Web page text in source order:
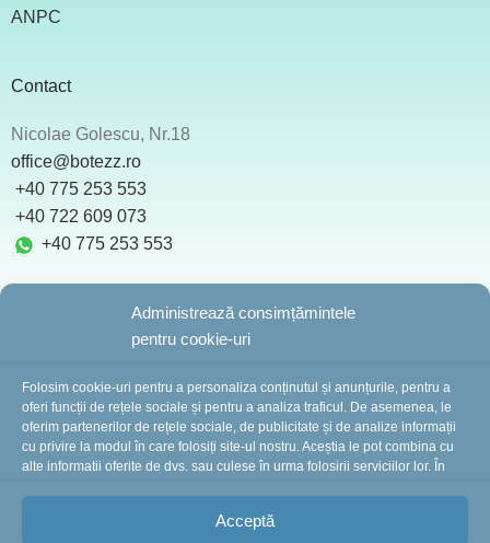
Administrează consimțămintele
pentru cookie-uri
Folosim cookie-uri pentru a personaliza conținutul și anunțurile, pentru a
oferi funcții de rețele sociale și pentru a analiza traficul. De asemenea, le
oferim partenerilor de rețele sociale, de publicitate și de analize informații
cu privire la modul în care folosiți site-ul nostru. Aceștia le pot combina cu
alte informații oferite de dvs. sau culese în urma folosirii serviciilor lor. În
Acceptă
ANPC
Contact
Nicolae Golescu, Nr.18
office@botezz.ro
+40 775 253 553
‪ +40 722 609 073
+40 775 253 553
În perioada 10-16 august suntem în concediu.
procesate și expediate începând cu 18 august.